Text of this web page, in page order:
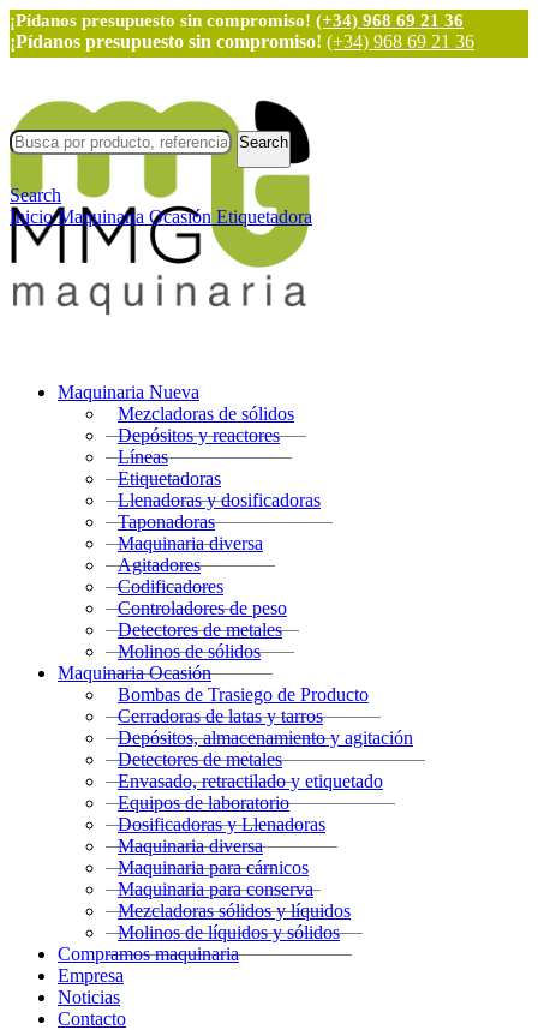
¡Pídanos presupuesto sin compromiso! (+34) 968 69 21 36
¡Pídanos presupuesto sin compromiso! (+34) 968 69 21 36
Maquinaria Nueva
Mezcladoras de sólidos
Depósitos y reactores
Líneas
Etiquetadoras
Llenadoras y dosificadoras
Taponadoras
Maquinaria diversa
Agitadores
Codificadores
Controladores de peso
Detectores de metales
Molinos de sólidos
Maquinaria Ocasión
Bombas de Trasiego de Producto
Cerradoras de latas y tarros
Depósitos, almacenamiento y agitación
Detectores de metales
Envasado, retractilado y etiquetado
Equipos de laboratorio
Dosificadoras y Llenadoras
Maquinaria diversa
Maquinaria para cárnicos
Maquinaria para conserva
Mezcladoras sólidos y líquidos
Molinos de líquidos y sólidos
Compramos maquinaria
Empresa
Noticias
Contacto
Search
Search
InicioMaquinaria Ocasión Etiquetadora